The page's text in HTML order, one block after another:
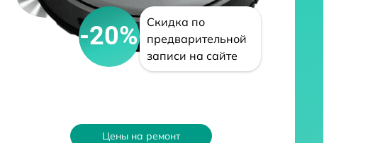
-20%
Скидка по
предварительной
записи на сайте
Цены на ремонт